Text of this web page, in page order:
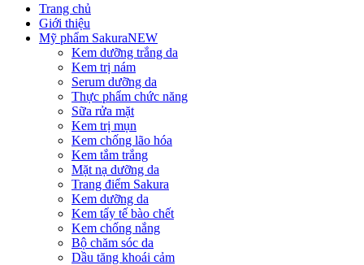
Trang chủ
Giới thiệu
Mỹ phẩm SakuraNEW
Kem dưỡng trắng da
Kem trị nám
Serum dưỡng da
Thực phẩm chức năng
Sữa rửa mặt
Kem trị mụn
Kem chống lão hóa
Kem tắm trắng
Mặt nạ dưỡng da
Trang điểm Sakura
Kem dưỡng da
Kem tẩy tế bào chết
Kem chống nắng
Bộ chăm sóc da
Dầu tăng khoái cảm